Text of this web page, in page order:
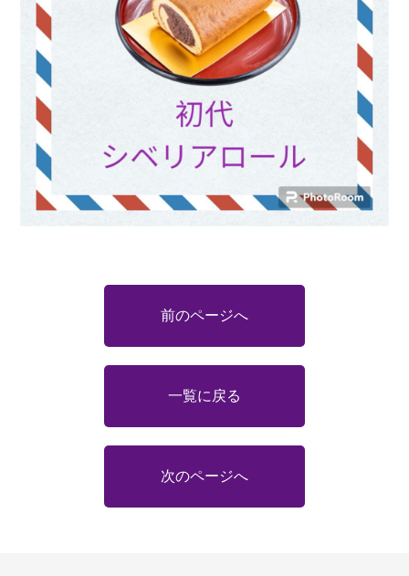
前のページへ
一覧に戻る
次のページへ